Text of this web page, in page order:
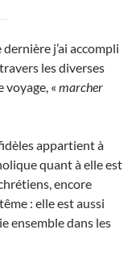
j’ai accompli
les diverses
voyage, « marcher
appartient à
quant à elle est
encore
: elle est aussi
ensemble dans les